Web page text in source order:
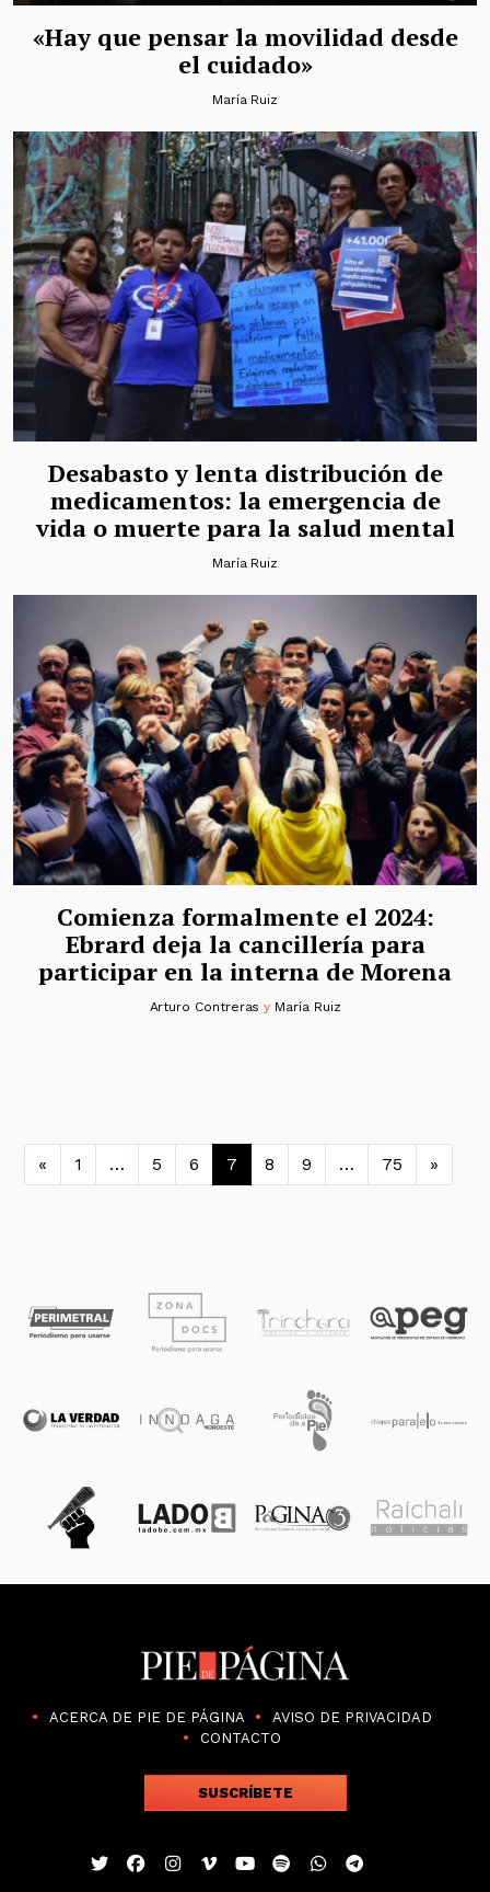
«Hay que pensar la movilidad desde
el cuidado»
María Ruiz
Desabasto y lenta distribución de
medicamentos: la emergencia de
vida o muerte para la salud mental
María Ruiz
Comienza formalmente el 2024:
Ebrard deja la cancillería para
participar en la interna de Morena
Arturo Contreras y María Ruiz
Navegación de entradas
« 1 … 5 6 7 8 9 … 75 »
ACERCA DE PIE DE PÁGINA
AVISO DE PRIVACIDAD
CONTACTO
SUSCRÍBETE